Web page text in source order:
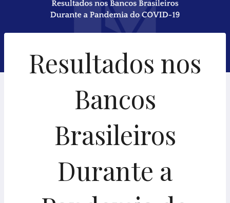
Resultados nos
Bancos
Brasileiros
Durante a